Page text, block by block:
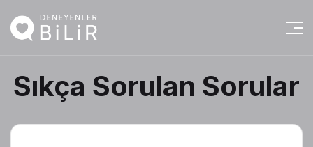
Sıkça Sorulan Sorular